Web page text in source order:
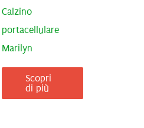
Calzino
portacellulare
Marilyn
Scopri
di più